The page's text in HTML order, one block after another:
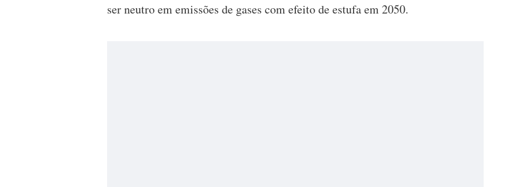
ser neutro em emissões de gases com efeito de estufa em 2050.